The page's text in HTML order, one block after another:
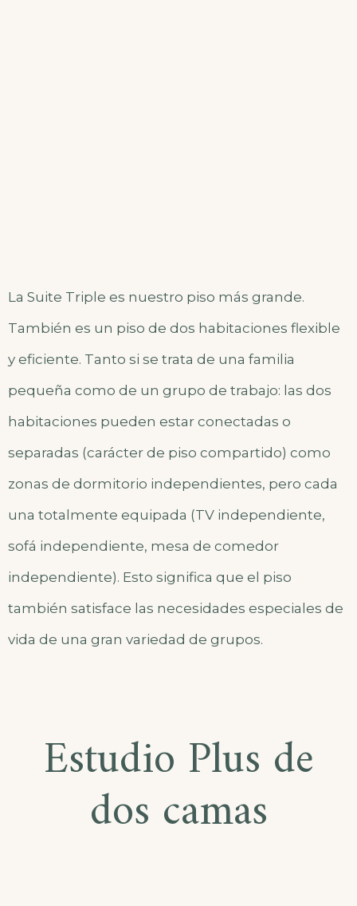
La Suite Triple es nuestro piso más grande.
También es un piso de dos habitaciones flexible
y eficiente. Tanto si se trata de una familia
pequeña como de un grupo de trabajo: las dos
habitaciones pueden estar conectadas o
separadas (carácter de piso compartido) como
zonas de dormitorio independientes, pero cada
una totalmente equipada (TV independiente,
sofá independiente, mesa de comedor
independiente). Esto significa que el piso
también satisface las necesidades especiales de
vida de una gran variedad de grupos.
Estudio Plus de
dos camas